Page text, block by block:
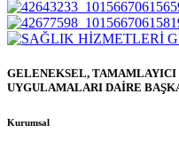
GELENEKSEL, TAMAMLAYICI
UYGULAMALARI DAİRE
Kurumsal